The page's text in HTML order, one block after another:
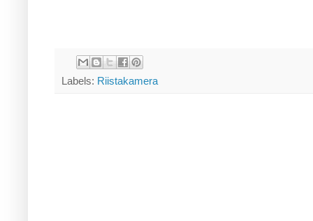
Labels: Riistakamera